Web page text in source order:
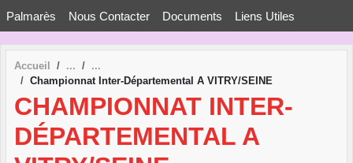
Palmarès Nous Contacter Documents Liens Utiles
Accueil
Championnat Inter-Départemental A VITRY/SEINE
CHAMPIONNAT INTER-
DÉPARTEMENTAL A